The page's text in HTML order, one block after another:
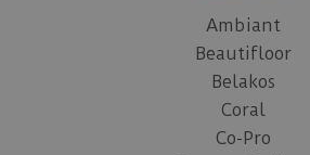
Ambiant
Beautifloor
Belakos
Coral
Co-Pro